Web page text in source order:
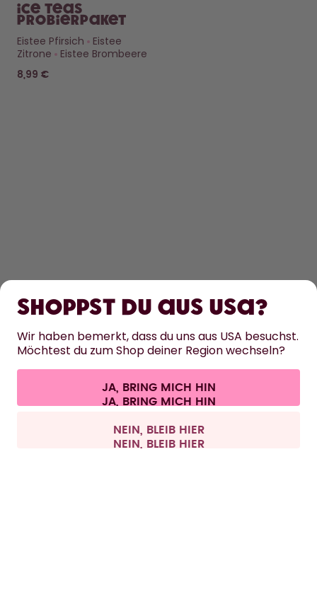
Ice Teas
Probierpaket
Eistee Pfirsich
Eistee
Zitrone
Eistee Brombeere
8,99 €
HILFE
KONTAKT
Cookie-Einstellungen AGB Datenschutz
Vertrag widerrufen
Alle Preise sind inklusive Mehrwertsteuer und zzgl. Versandkosten.
Shoppst du aus USA?
Wir haben bemerkt, dass du uns aus USA besuchst.
Möchtest du zum Shop deiner Region wechseln?
JA, BRING MICH HIN
NEIN, BLEIB HIER